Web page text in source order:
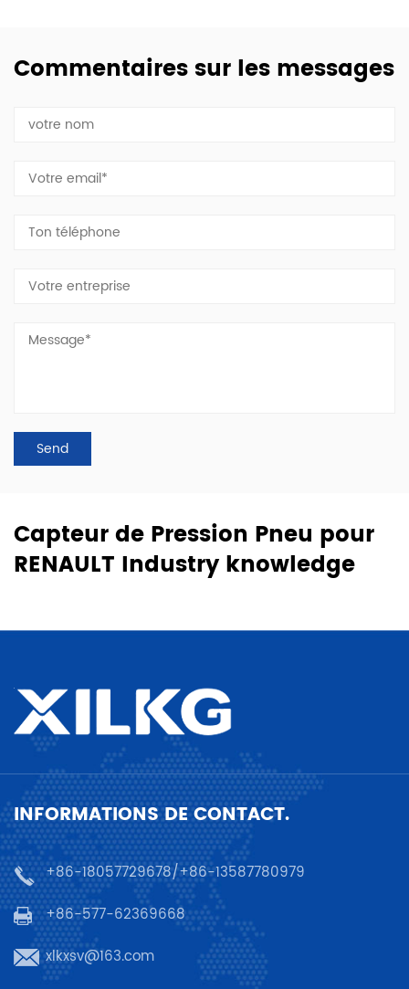
Commentaires sur les messages
Capteur de Pression Pneu pour
RENAULT Industry knowledge
INFORMATIONS DE CONTACT.
+86-18057729678/+86-13587780979
+86-577-62369668
xlkxsv@163.com